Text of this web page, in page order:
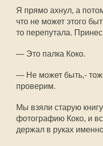
Я прямо ахнул, а
что не может этого
то перепутала.
— Это палка Коко.
— Не может быть,-
проверим.
Мы взяли старую
фотографию Коко, и
держал в руках именно